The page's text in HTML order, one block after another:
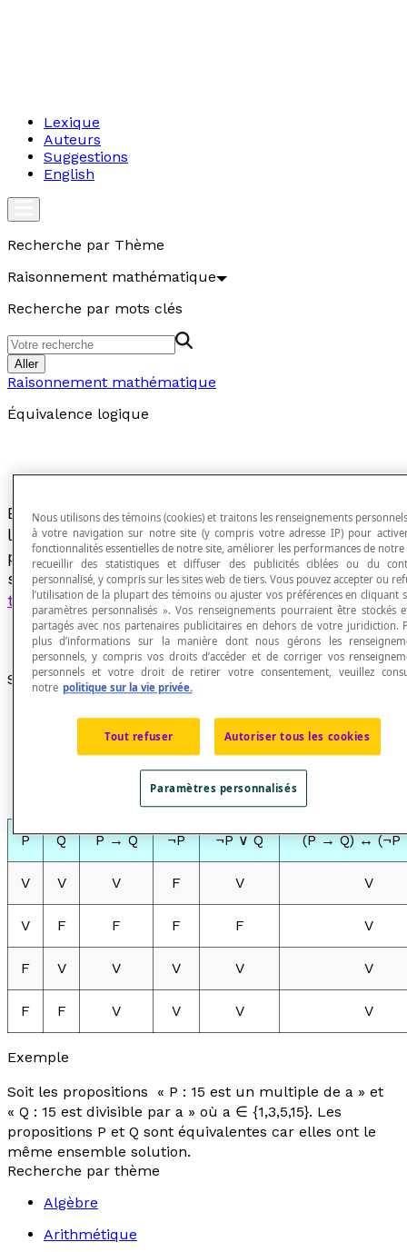
Lexique
Auteurs
Suggestions
English
Recherche par Thème
Raisonnement mathématique
Recherche par mots clés
Aller
Raisonnement mathématique
Équivalence logique
Étant donné des propositions P et Q,
l'équivalence logique de P et Q est la nouvelle
proposition, notée P ⇔ Q, qui est vraie si et
seulement si labiconditionnelleP ↔︎ Q est une
tautologie.
Symbolisme
L’équivalence logique des propositions P et Q se
note « P ⇔ Q » qui se lit « P est logiquement
équivalent à Q ».
La table de vérité suivante montre que les
propositions P et Q sont équivalentes.
P Q P → Q ¬P ¬P ∨ Q (P → Q) ↔ (¬P
V V V F V V
V F F F F V
F V V V V V
F F V V V V
Exemple
Soit les propositions « P : 15 est un multiple de a » et
« Q : 15 est divisible par a » où a ∈ {1,3,5,15}. Les
propositions P et Q sont équivalentes car elles ont le
même ensemble solution.
Recherche par thème
Algèbre
Arithmétique
Nous utilisons des témoins (cookies) et traitons les renseignements
à votre navigation sur notre site (y compris votre adresse IP) pour
fonctionnalités essentielles de notre site, améliorer les performances de notre
recueillir des statistiques et diffuser des publicités ciblées ou du
personnalisé, y compris sur les sites web de tiers. Vous pouvez accepter ou
l’utilisation de la plupart des témoins ou ajuster vos préférences en cliquant
paramètres personnalisés ». Vos renseignements pourraient être stockés
partagés avec nos partenaires publicitaires en dehors de votre juridiction.
plus d’informations sur la manière dont nous gérons les
personnels, y compris vos droits d’accéder et de corriger vos
personnels et votre droit de retirer votre consentement, veuillez
notre politique sur la vie privée.
Tout refuser Autoriser tous les cookies
Paramètres personnalisés